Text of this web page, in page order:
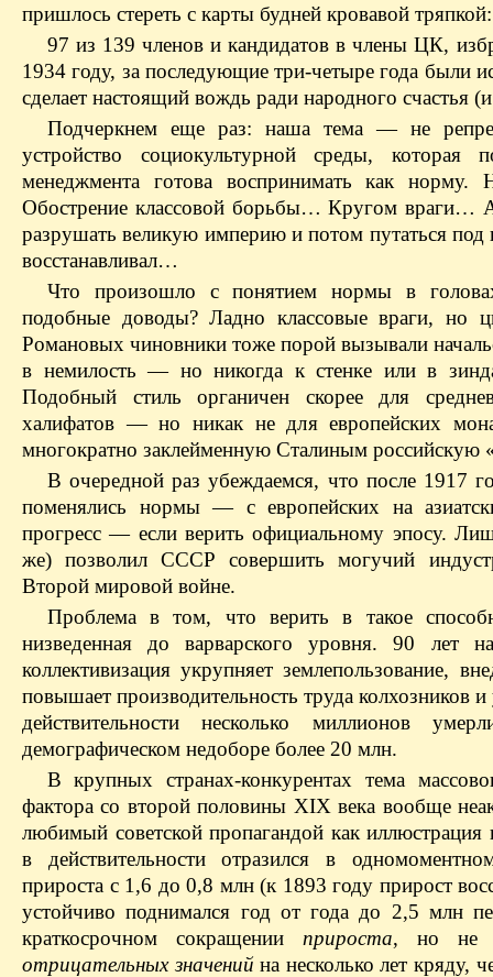
пришлось стереть с карты будней кровавой
97 из 139 членов и кандидатов в члены ЦК,
1934 году, за последующие три-четыре года были
сделает настоящий вождь ради народного счастья
Подчеркнем еще раз: наша тема — не
устройство социокультурной среды, которая
менеджмента готова воспринимать как
Обострение классовой борьбы… Кругом враги…
разрушать великую империю и потом путаться под
восстанавливал…
Что произошло с понятием нормы в
подобные доводы? Ладно классовые враги, но
Романовых чиновники тоже порой вызывали
в немилость — но никогда к стенке или в
Подобный стиль органичен скорее для
халифатов — но никак не для европейских
многократно заклейменную Сталиным российскую
В очередной раз убеждаемся, что после 1917
поменялись нормы — с европейских на
прогресс — если верить официальному эпосу.
же) позволил СССР совершить могучий
Второй мировой войне.
Проблема в том, что верить в такое
низведенная до варварского уровня. 90 лет
коллективизация укрупняет землепользование,
повышает производительность труда колхозников
действительности несколько миллионов
демографическом недоборе более 20 млн.
В крупных странах-конкурентах тема
фактора со второй половины ХIХ века вообще
любимый советской пропагандой как иллюстрация
в действительности отразился в
прироста с 1,6 до 0,8 млн (к 1893 году прирост
устойчиво поднимался год от года до 2,5 млн
краткосрочном сокращении прироста, но не
отрицательных значенийна несколько лет кряду,